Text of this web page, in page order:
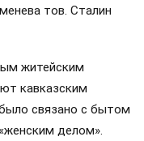
тов. Сталин
житейским
кавказским
связано с бытом
делом».